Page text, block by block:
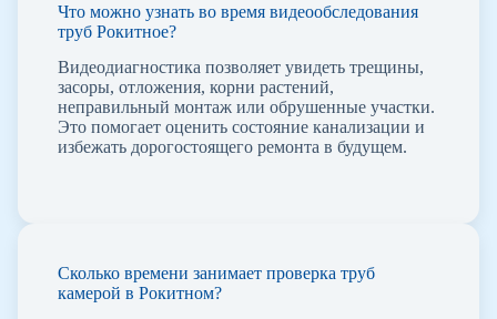
Что можно узнать во время видеообследования
труб Рокитное?
Видеодиагностика позволяет увидеть трещины,
засоры, отложения, корни растений,
неправильный монтаж или обрушенные участки.
Это помогает оценить состояние канализации и
избежать дорогостоящего ремонта в будущем.
Сколько времени занимает проверка труб
камерой в Рокитном?